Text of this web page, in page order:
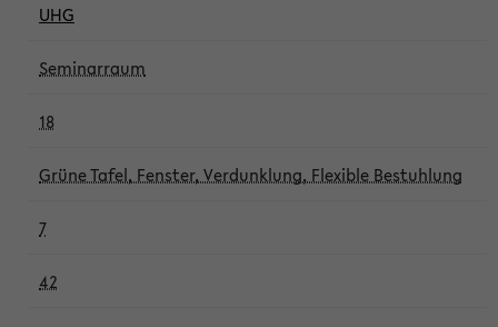
UHG
Seminarraum
18
Grüne Tafel, Fenster, Verdunklung, Flexible Bestuhlung
7
42